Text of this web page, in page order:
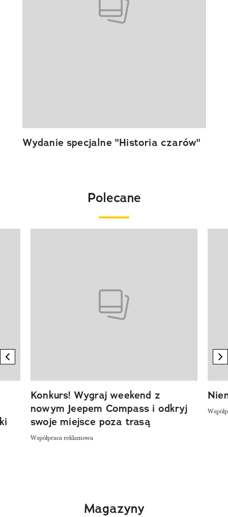
Wydanie specjalne "Historia czarów"
Polecane
previous element
Konkurs! Wygraj weekend z
nowym Jeepem Compass i odkryj
swoje miejsce poza trasą
Współpraca reklamowa
Magazyny